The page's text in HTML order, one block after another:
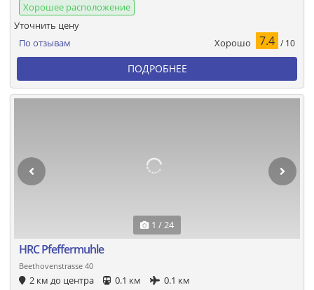
Хорошее расположение
По отзывам Хорошо 7.4 / 10
Уточнить цену
ПОДРОБНЕЕ
1 / 24
HRC Pfeffermuhle
Beethovenstrasse 40
2 км до центра 0.1 км
0.1 км